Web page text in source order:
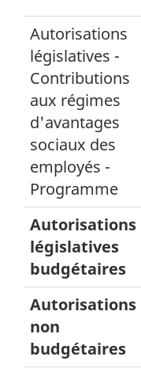
Autorisations
législatives -
Contributions
aux régimes
d'avantages
sociaux des
employés -
Programme
Autorisations
législatives
budgétaires
Autorisations
non
budgétaires